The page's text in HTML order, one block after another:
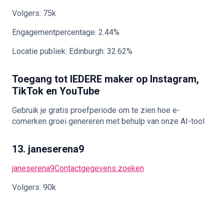
Volgers: 75k
Engagementpercentage: 2.44%
Locatie publiek: Edinburgh: 32.62%
Toegang tot IEDERE maker op Instagram,
TikTok en YouTube
Gebruik je gratis proefperiode om te zien hoe e-
comerken groei genereren met behulp van onze AI-tool
13. janeserena9
janeserena9Contactgegevens zoeken
Volgers: 90k